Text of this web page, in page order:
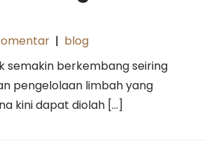
| blog
semakin berkembang seiring
pengelolaan limbah yang
kini dapat diolah […]